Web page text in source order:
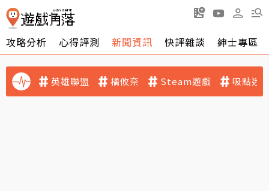
攻略分析 心得評測 新聞資訊 快評雜談 紳士專區
英雄聯盟 橘攸奈 Steam遊戲 吸點迷